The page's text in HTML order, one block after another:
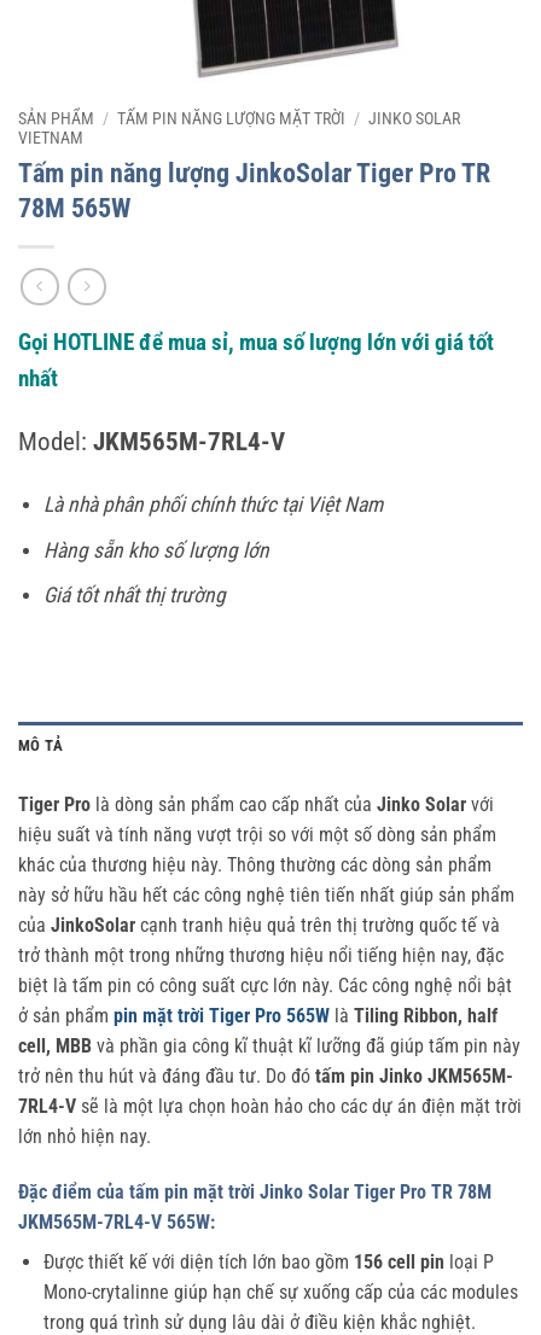
SẢN PHẨM / TẤM PIN NĂNG LƯỢNG MẶT TRỜI / JINKO SOLAR
VIETNAM
Tấm pin năng lượng JinkoSolar Tiger Pro TR
78M 565W
Gọi HOTLINE để mua sỉ, mua số lượng lớn với giá tốt
nhất
Model: JKM565M-7RL4-V
Là nhà phân phối chính thức tại Việt Nam
Hàng sẵn kho số lượng lớn
Giá tốt nhất thị trường
MÔ TẢ
Tiger Pro là dòng sản phẩm cao cấp nhất của Jinko Solar với
hiệu suất và tính năng vượt trội so với một số dòng sản phẩm
khác của thương hiệu này. Thông thường các dòng sản phẩm
này sở hữu hầu hết các công nghệ tiên tiến nhất giúp sản phẩm
của JinkoSolar cạnh tranh hiệu quả trên thị trường quốc tế và
trở thành một trong những thương hiệu nổi tiếng hiện nay, đặc
biệt là tấm pin có công suất cực lớn này. Các công nghệ nổi bật
ở sản phẩm pin mặt trời Tiger Pro 565W là Tiling Ribbon, half
cell, MBB và phần gia công kĩ thuật kĩ lưỡng đã giúp tấm pin này
trở nên thu hút và đáng đầu tư. Do đó tấm pin Jinko JKM565M-
7RL4-V sẽ là một lựa chọn hoàn hảo cho các dự án điện mặt trời
lớn nhỏ hiện nay.
Đặc điểm của tấm pin mặt trời Jinko Solar Tiger Pro TR 78M
JKM565M-7RL4-V 565W:
Được thiết kế với diện tích lớn bao gồm 156 cell pin loại P
Mono-crytalinne giúp hạn chế sự xuống cấp của các modules
trong quá trình sử dụng lâu dài ở điều kiện khắc nghiệt.